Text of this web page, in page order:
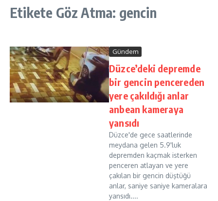
Etikete Göz Atma: gencin
Gündem
Düzce’deki depremde
bir gencin pencereden
yere çakıldığı anlar
anbean kameraya
yansıdı
Düzce'de gece saatlerinde
meydana gelen 5.9'luk
depremden kaçmak isterken
penceren atlayan ve yere
çakılan bir gencin düştüğü
anlar, saniye saniye kameralara
yansıdı....